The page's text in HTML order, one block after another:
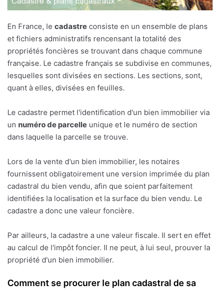
En France, le cadastre consiste en un ensemble de plans
et fichiers administratifs rencensant la totalité des
propriétés foncières se trouvant dans chaque commune
française. Le cadastre français se subdivise en communes,
lesquelles sont divisées en sections. Les sections, sont,
quant à elles, divisées en feuilles.
Le cadastre permet l'identification d'un bien immobilier via
un numéro de parcelle unique et le numéro de section
dans laquelle la parcelle se trouve.
Lors de la vente d'un bien immobilier, les notaires
fournissent obligatoirement une version imprimée du plan
cadastral du bien vendu, afin que soient parfaitement
identifiées la localisation et la surface du bien vendu. Le
cadastre a donc une valeur foncière.
Par ailleurs, la cadastre a une valeur fiscale. Il sert en effet
au calcul de l'impôt foncier. Il ne peut, à lui seul, prouver la
propriété d'un bien immobilier.
Comment se procurer le plan cadastral de sa